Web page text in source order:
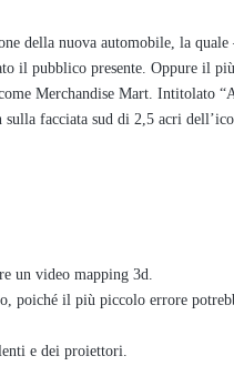
della nuova automobile, la quale
il pubblico presente. Oppure il
Merchandise Mart. Intitolato
facciata sud di 2,5 acri
un video mapping 3d.
poiché il più piccolo errore
e dei proiettori.